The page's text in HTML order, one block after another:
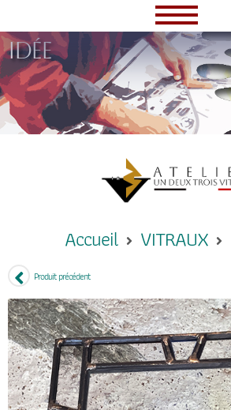
idée
Accueil VITRAUX
Produit précédent